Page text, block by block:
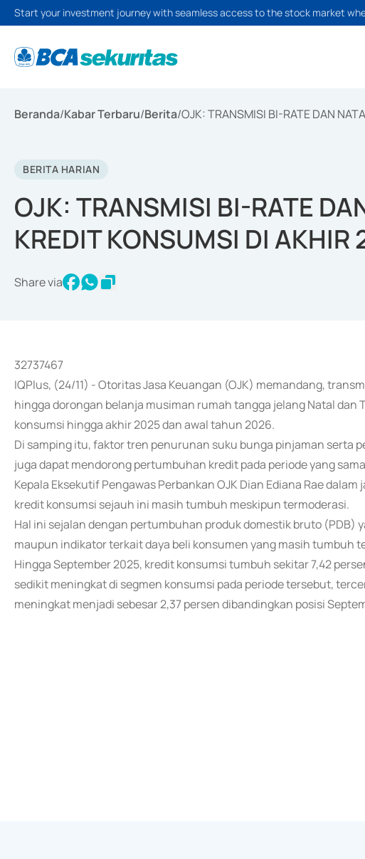
Start your investment journey with seamless access to the stock market
Beranda/Kabar Terbaru/Berita/OJK: TRANSMISI BI-RATE DAN
BERITA HARIAN
OJK: TRANSMISI BI-RATE
KREDIT KONSUMSI DI AKHIR
Share via
32737467
IQPlus, (24/11) - Otoritas Jasa Keuangan (OJK) memandang,
hingga dorongan belanja musiman rumah tangga jelang Natal dan
konsumsi hingga akhir 2025 dan awal tahun 2026.
Di samping itu, faktor tren penurunan suku bunga pinjaman serta
juga dapat mendorong pertumbuhan kredit pada periode yang
Kepala Eksekutif Pengawas Perbankan OJK Dian Ediana Rae
kredit konsumsi sejauh ini masih tumbuh meskipun termoderasi.
Hal ini sejalan dengan pertumbuhan produk domestik bruto (PDB)
maupun indikator terkait daya beli konsumen yang masih tumbuh
Hingga September 2025, kredit konsumsi tumbuh sekitar 7,42
sedikit meningkat di segmen konsumsi pada periode tersebut,
meningkat menjadi sebesar 2,37 persen dibandingkan posisi